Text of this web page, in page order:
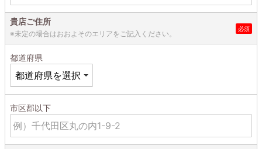
貴店ご住所
※未定の場合はおおよそのエリアをご記入ください。
都道府県
市区郡以下